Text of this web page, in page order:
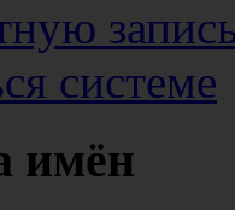
системе
имён